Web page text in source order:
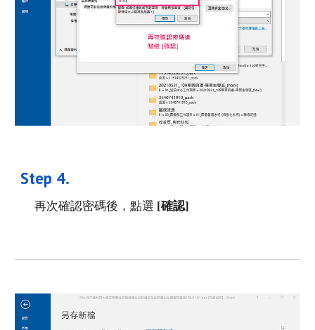
Step 4.
再次確認密碼後，點選 [確認]